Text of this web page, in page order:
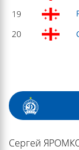
19
20
Сергей